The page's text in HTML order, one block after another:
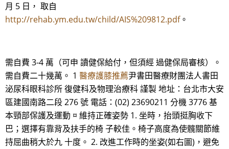
月 5 日， 取自
http://rehab.ym.edu.tw/child/AIS%209812.pdf。
需自費 3-4 萬（可申 讀健保給付，但須經 過健保局審核）。
需自費二十幾萬。 1 醫療護膝推薦尹書田醫療財團法人書田
泌尿科眼科診所 復健科及物理治療科 謹製 地址：台北市大安
區建國南路二段 276 號 電話：(02) 23690211 分機 3776 基
本頸部保護及運動 ¤ 維持正確姿勢 1. 坐時，抬頭挺胸收下
巴；選擇有靠背及扶手的椅 子較佳。椅子高度為使髖關節維
持屈曲稍大於九 十度。 2. 改進工作時的坐姿(如右圖)，避免